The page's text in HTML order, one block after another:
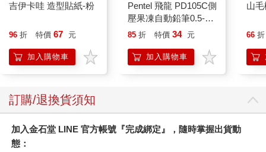
吉伊卡哇 造型貼紙-粉
96 折 特價 67 元
加入購物車
Pentel 飛龍 PD105C側
壓果凍自動鉛筆0.5-白
桿
85 折 特價 34 元
加入購物車
山
66 折
訂購/退換貨須知
加入金石堂 LINE 官方帳號『完成綁定』，隨時掌握出貨動
態：